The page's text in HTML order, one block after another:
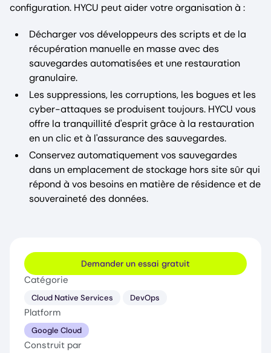
configuration. HYCU peut aider votre organisation à :
Décharger vos développeurs des scripts et de la
récupération manuelle en masse avec des
sauvegardes automatisées et une restauration
granulaire.
Les suppressions, les corruptions, les bogues et les
cyber-attaques se produisent toujours. HYCU vous
offre la tranquillité d'esprit grâce à la restauration
en un clic et à l'assurance des sauvegardes.
Conservez automatiquement vos sauvegardes
dans un emplacement de stockage hors site sûr qui
répond à vos besoins en matière de résidence et de
souveraineté des données.
Demander un essai gratuit
Catégorie
Cloud Native Services DevOps
Platform
Google Cloud
Construit par